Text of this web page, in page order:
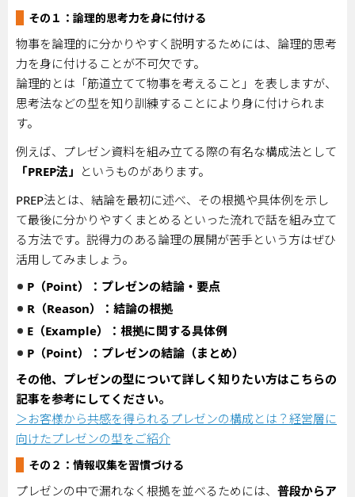
その１：論理的思考力を身に付ける
物事を論理的に分かりやすく説明するためには、論理的思考
力を身に付けることが不可欠です。
論理的とは「筋道立てて物事を考えること」を表しますが、
思考法などの型を知り訓練することにより身に付けられま
す。
例えば、プレゼン資料を組み立てる際の有名な構成法として
「PREP法」 というものがあります。
PREP法とは、結論を最初に述べ、その根拠や具体例を示し
て最後に分かりやすくまとめるといった流れで話を組み立て
る方法です。説得力のある論理の展開が苦手という方はぜひ
活用してみましょう。
P （Point）：プレゼンの結論・要点
R （Reason）：結論の根拠
E （Example）：根拠に関する具体例
P （Point）：プレゼンの結論（まとめ）
その他、プレゼンの型について詳しく知りたい方はこちらの
記事を参考にしてください。
＞お客様から共感を得られるプレゼンの構成とは？経営層に
向けたプレゼンの型をご紹介
その２：情報収集を習慣づける
プレゼンの中で漏れなく根拠を並べるためには、 普段からア